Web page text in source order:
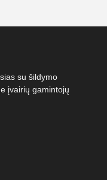
su šildymo
įvairių gamintojų